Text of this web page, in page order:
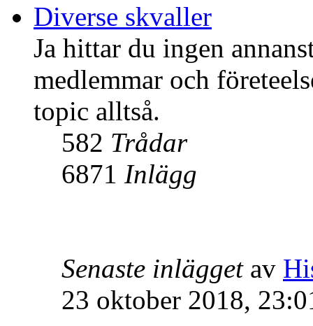
Diverse skvaller
Ja hittar du ingen
medlemmar och
topic alltså.
582 Trådar
6871 Inlägg
Senaste inläggetav
23 oktober 2018,